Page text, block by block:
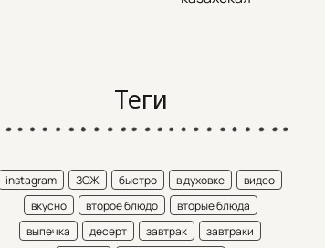
Теги
instagram ЗОЖ быстро в духовке
видео
вкусно
второе блюдо
вторые блюда
выпечка
десерт завтрак
завтраки